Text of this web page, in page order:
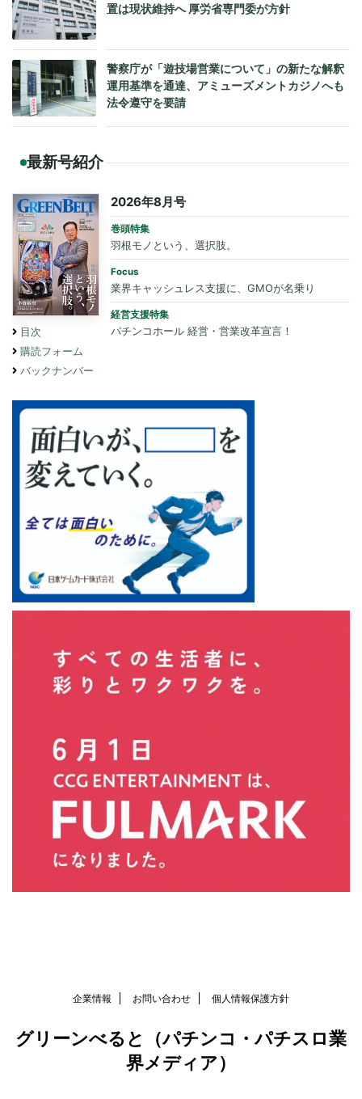
置は現状維持へ 厚労省専門委が方針
警察庁が「遊技場営業について」の新たな解釈
運用基準を通達、アミューズメントカジノへも
法令遵守を要請
最新号紹介
目次
購読フォーム
バックナンバー
2026年8月号
巻頭特集
羽根モノという、選択肢。
Focus
業界キャッシュレス支援に、GMOが名乗り
経営支援特集
パチンコホール 経営・営業改革宣言！
企業情報 お問い合わせ 個人情報保護方針
グリーンべると（パチンコ・パチスロ業
界メディア）